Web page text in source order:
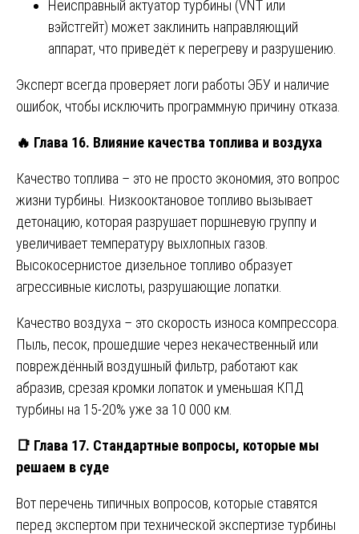
Неисправный актуатор турбины (VNT или
вэйстгейт) может заклинить направляющий
аппарат, что приведёт к перегреву и разрушению.
Эксперт всегда проверяет логи работы ЭБУ и наличие
ошибок, чтобы исключить программную причину отказа.
🔥 Глава 16. Влияние качества топлива и воздуха
Качество топлива – это не просто экономия, это вопрос
жизни турбины. Низкооктановое топливо вызывает
детонацию, которая разрушает поршневую группу и
увеличивает температуру выхлопных газов.
Высокосернистое дизельное топливо образует
агрессивные кислоты, разрушающие лопатки.
Качество воздуха – это скорость износа компрессора.
Пыль, песок, прошедшие через некачественный или
повреждённый воздушный фильтр, работают как
абразив, срезая кромки лопаток и уменьшая КПД
турбины на 15-20% уже за 10 000 км.
📑 Глава 17. Стандартные вопросы, которые мы
решаем в суде
Вот перечень типичных вопросов, которые ставятся
перед экспертом при технической экспертизе турбины